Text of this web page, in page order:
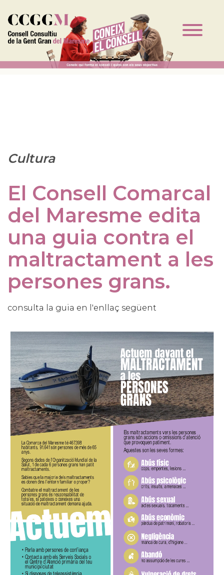
Cultura
El Consell Comarcal
del Maresme edita
una guia contra el
maltractament a les
persones grans.
consulta la guia en l'enllaç següent